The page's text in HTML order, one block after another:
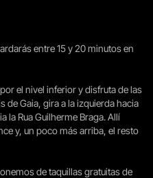
entre 15 y 20 minutos en
el nivel inferior y disfruta de las
de Gaia, gira a la izquierda hacia
la Rua Guilherme Braga. Allí
y, un poco más arriba, el resto
de taquillas gratuitas de